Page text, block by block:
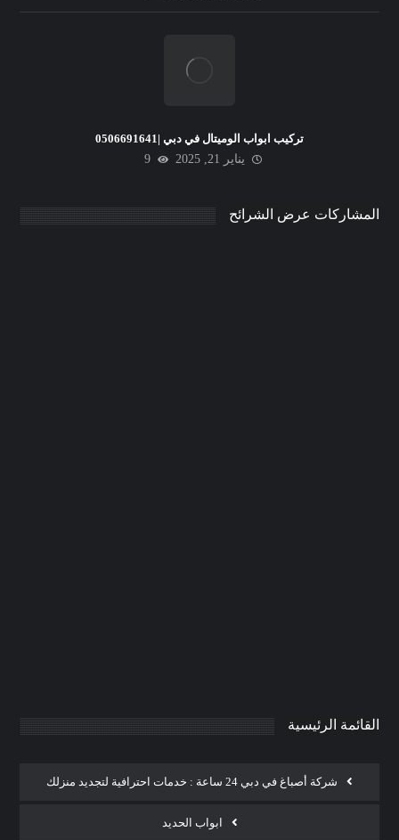
تركيب ابواب الوميتال في دبي |0506691641
يناير 21, 2025
9
المشاركات عرض الشرائح
القائمة الرئيسية
شركة أصباغ في دبي 24 ساعة : خدمات احترافية لتجديد منزلك
ابواب الحديد